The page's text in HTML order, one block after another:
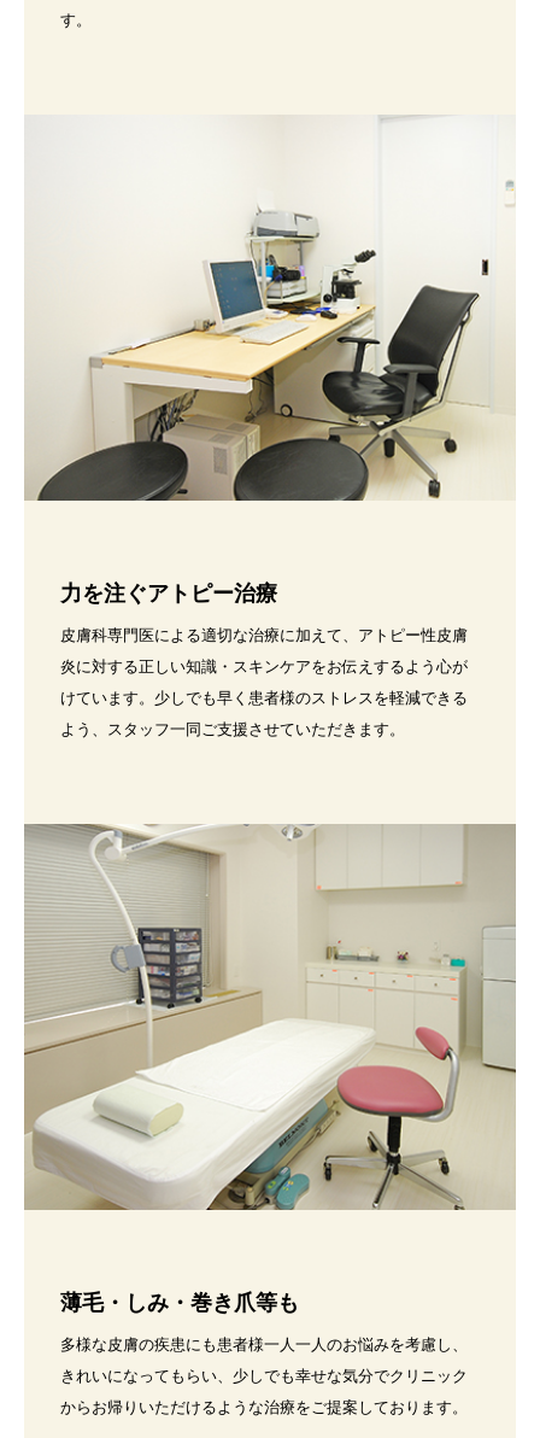
す。
力を注ぐアトピー治療
皮膚科専門医による適切な治療に加えて、アトピー性皮膚
炎に対する正しい知識・スキンケアをお伝えするよう心が
けています。少しでも早く患者様のストレスを軽減できる
よう、スタッフ一同ご支援させていただきます。
薄毛・しみ・巻き爪等も
多様な皮膚の疾患にも患者様一人一人のお悩みを考慮し、
きれいになってもらい、少しでも幸せな気分でクリニック
からお帰りいただけるような治療をご提案しております。